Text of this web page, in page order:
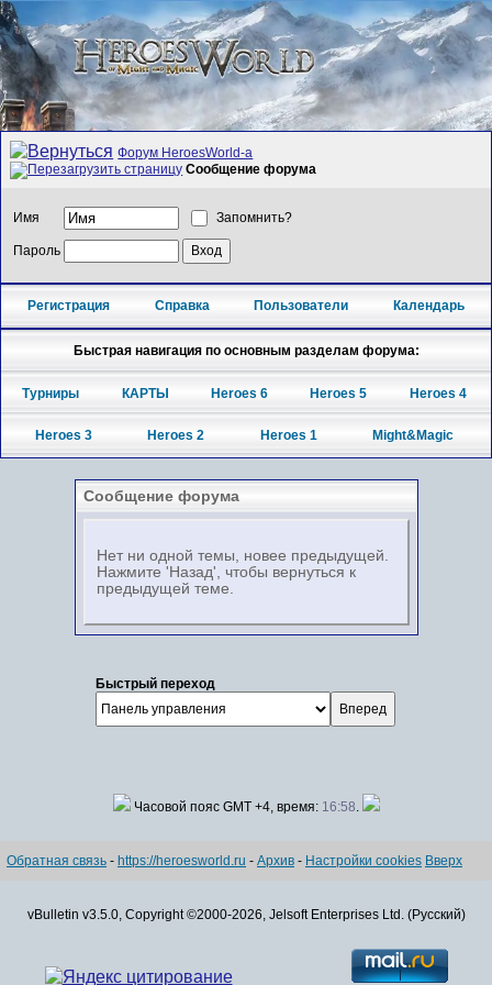
Форум HeroesWorld-а
Сообщение форума
Имя Запомнить?
Пароль
Регистрация Справка Пользователи Календарь
Быстрая навигация по основным разделам форума:
Турниры КАРТЫ Heroes 6 Heroes 5 Heroes 4
Heroes 3 Heroes 2 Heroes 1 Might&Magic
Сообщение форума
Нет ни одной темы, новее предыдущей.
Нажмите 'Назад', чтобы вернуться к
предыдущей теме.
Быстрый переход
Часовой пояс GMT +4, время: 16:58.
Обратная связь - https://heroesworld.ru - Архив - Настройки cookies Вверх
vBulletin v3.5.0, Copyright ©2000-2026, Jelsoft Enterprises Ltd. (Русский)